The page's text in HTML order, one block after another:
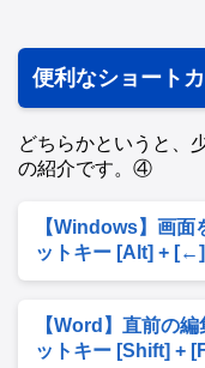
便利なショート
どちらかというと、
の紹介です。④
【Windows】画面
ットキー [Alt] +
【Word】直前の
ットキー [Shift] +